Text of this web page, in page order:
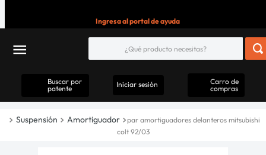
Ingresa al portal de ayuda
Buscar por
patente
Iniciar sesión
Carro de
compras
Suspensión Amortiguador
par amortiguadores delanteros mitsubishi
colt 92/03